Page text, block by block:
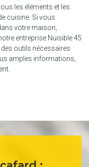
les éléments et les
cuisine. Si vous
votre maison,
entreprise Nuisible 45
outils nécessaires
amples informations,